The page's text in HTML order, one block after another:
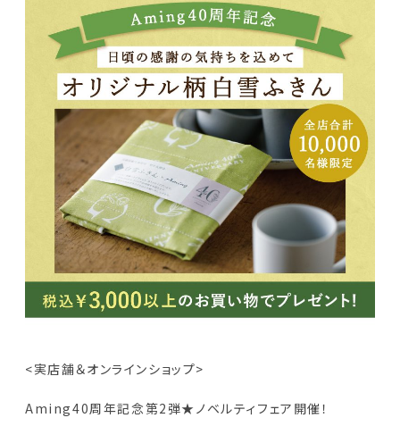
<実店舗＆オンラインショップ>
Aming40周年記念第2弾★ノベルティフェア開催！